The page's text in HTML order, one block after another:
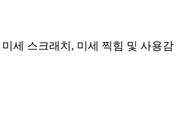
세 스크래치, 미세 찍힘 및 사용감